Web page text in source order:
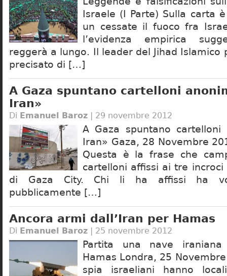
Israele (I Parte) Sulla carta
un cessate il fuoco fra
l’evidenza empirica
reggerà a lungo. Il leader del Jihad Islamico
precisato di […]
A Gaza spuntano cartelloni
Iran»
Di Emanuel Baroz | 29 novembre 2012
A Gaza spuntano cartelloni
Iran» Gaza, 28 Novembre
Questa è la frase che
cartelloni affissi ai tre
di Gaza City. Chi li ha affissi ha
pubblicamente […]
Ancora armi dall’Iran per Hamas
Di Emanuel Baroz | 25 novembre 2012
Partita una nave
Hamas Londra, 25
spia israeliani hanno